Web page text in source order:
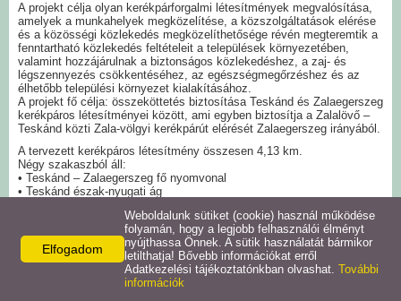
Galéria
Civil szervezetek
Szolgáltatások
Helyi vállalkozások
Helyi kiadványok
A projekt célja olyan kerékpárforgalmi létesítmények megvalósítása,
amelyek a munkahelyek megközelítése, a közszolgáltatások elérése
és a közösségi közlekedés megközelíthetősége révén megteremtik a
fenntartható közlekedés feltételeit a települések környezetében,
valamint hozzájárulnak a biztonságos közlekedéshez, a zaj- és
légszennyezés csökkentéséhez, az egészségmegőrzéshez és az
élhetőbb települési környezet kialakításához.
A projekt fő célja: összeköttetés biztosítása Teskánd és Zalaegerszeg
kerékpáros létesítményei között, ami egyben biztosítja a Zalalövő –
Teskánd közti Zala-völgyi kerékpárút elérését Zalaegerszeg irányából.
A tervezett kerékpáros létesítmény összesen 4,13 km.
Négy szakaszból áll:
• Teskánd – Zalaegerszeg fő nyomvonal
• Teskánd észak-nyugati ág
A projekt Európai uniós forrásból valósul meg.
Elfogadom
Weboldalunk sütiket (cookie) használ működése
folyamán, hogy a legjobb felhasználói élményt
nyújthassa Önnek. A sütik használatát bármikor
letilthatja! Bővebb információkat erről
Adatkezelési tájékoztatónkban olvashat. További
információk